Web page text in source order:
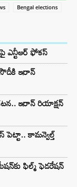
Bengal elections
ఎన్టీఆర్ ఫోకస్
సౌదీకి ఇరాన్
ఇరాన్‌ రియాక్షన్
పెట్టా.. కామన్వెల్త్
ఫిల్మ్ ఫెడరేషన్